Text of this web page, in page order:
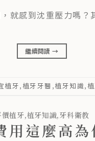
就感到沈重壓力嗎
繼續閱讀→
植牙, 植牙牙醫 ,植牙知識,
植牙,植牙知識,牙科衛教
用這麼高